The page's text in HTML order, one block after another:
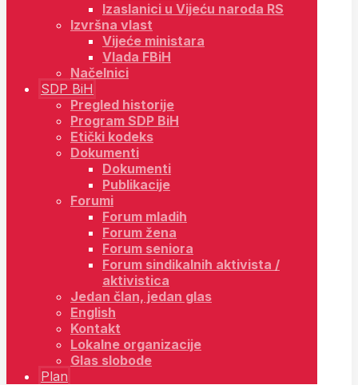
Izaslanici u Vijeću naroda RS
Izvršna vlast
Vijeće ministara
Vlada FBiH
Načelnici
SDP BiH
Pregled historije
Program SDP BiH
Etički kodeks
Dokumenti
Dokumenti
Publikacije
Forumi
Forum mladih
Forum žena
Forum seniora
Forum sindikalnih aktivista /
aktivistica
Jedan član, jedan glas
English
Kontakt
Lokalne organizacije
Glas slobode
Plan